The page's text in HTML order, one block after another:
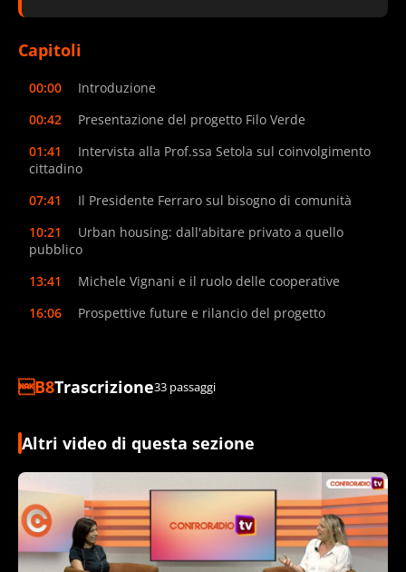
Capitoli
00:00
Introduzione
00:42
Presentazione del progetto Filo Verde
01:41
Intervista alla Prof.ssa Setola sul coinvolgimento
cittadino
07:41
Il Presidente Ferraro sul bisogno di comunità
10:21
Urban housing: dall'abitare privato a quello
pubblico
13:41
Michele Vignani e il ruolo delle cooperative
16:06
Prospettive future e rilancio del progetto
Trascrizione33 passaggi
Altri video di questa sezione